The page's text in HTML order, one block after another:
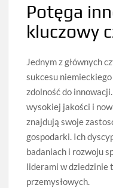
Potęga
kluczowy
Jednym z głównych
sukcesu
zdolność do
wysokiej jakości i
znajdują swoje
gospodarki. Ich
badaniach i rozwoju
liderami w dziedzinie
przemysłowych.